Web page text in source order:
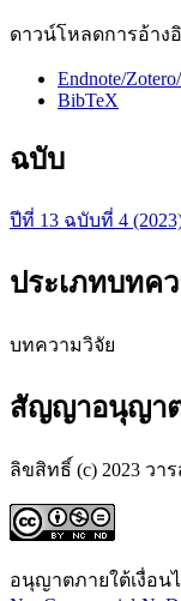
ดาวน์โหลดการอ้าง
Endnote/
BibTeX
ฉบับ
ปีที่ 13 ฉบับที่ 4
ประเภทบทค
บทความวิจัย
สัญญาอนุญา
ลิขสิทธิ์ (c) 2023 ว
อนุญาตภายใต้เงื่อน